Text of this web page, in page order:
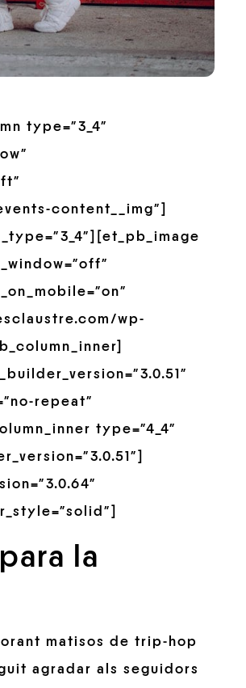
type=”3_4″
content__img”]
wp-
repeat”
type=”4_4″
la
matisos de trip-hop
agradar als seguidors